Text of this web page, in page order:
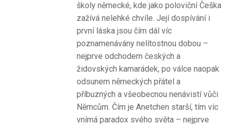
školy německé, kde jako poloviční Češka
zažívá nelehké chvíle. Její dospívání i
první láska jsou čím dál víc
poznamenávány nelítostnou dobou –
nejprve odchodem českých a
židovských kamarádek, po válce naopak
odsunem německých přátel a
příbuzných a všeobecnou nenávistí vůči
Němcům. Čím je Anetchen starší, tím víc
vnímá paradox svého světa – nejprve